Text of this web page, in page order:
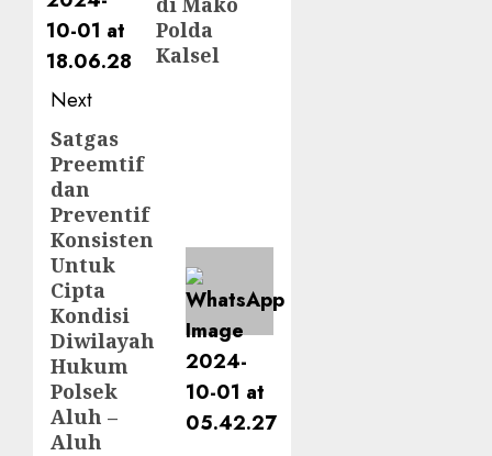
Polda
Kalsel
Next
Satgas
Preemtif
dan
Preventif
Konsisten
Untuk
Cipta
Kondisi
Diwilayah
Hukum
Polsek
Aluh –
Aluh